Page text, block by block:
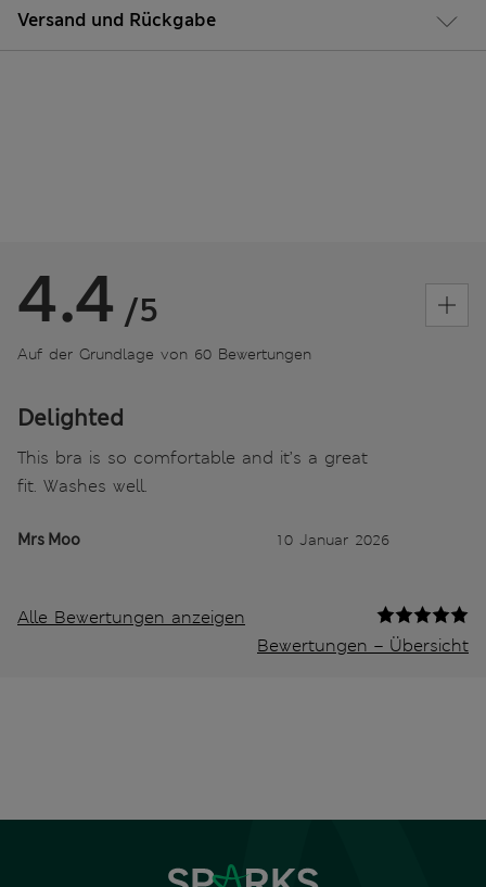
Versand und Rückgabe
4.4 /5
Auf der Grundlage von 60 Bewertungen
Delighted
This bra is so comfortable and it’s a great
fit. Washes well.
Mrs Moo 10 Januar 2026
Alle Bewertungen anzeigen
Bewertungen – Übersicht